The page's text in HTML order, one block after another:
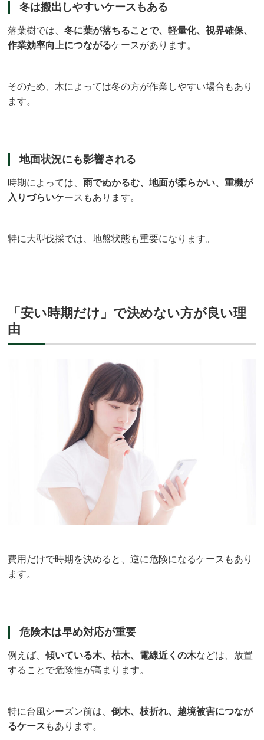
冬は搬出しやすいケースもある
落葉樹では、冬に葉が落ちることで、軽量化、視界確保、
作業効率向上につながるケースがあります。
そのため、木によっては冬の方が作業しやすい場合もあり
ます。
地面状況にも影響される
時期によっては、雨でぬかるむ、地面が柔らかい、重機が
入りづらいケースもあります。
特に大型伐採では、地盤状態も重要になります。
「安い時期だけ」で決めない方が良い理
由
費用だけで時期を決めると、逆に危険になるケースもあり
ます。
危険木は早め対応が重要
例えば、傾いている木、枯木、電線近くの木などは、放置
することで危険性が高まります。
特に台風シーズン前は、倒木、枝折れ、越境被害につなが
るケース もあります。